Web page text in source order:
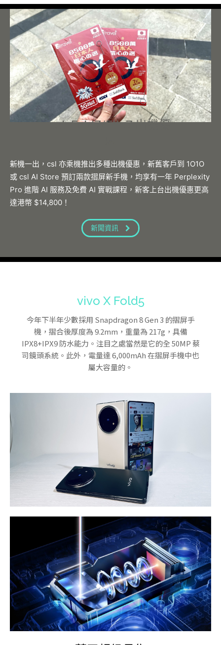
csl. Fold7/Flip7 出機優
新機一出，csl 亦乘機推出多種出機優惠，新舊客戶到 1O1O
或 csl AI Store 預訂兩款摺屏新手機，均享有一年 Perplexity
Pro 進階 AI 服務及免費 AI 實戰課程，新客上台出機優惠更高
達港幣 $14,800！
新聞資訊
vivo X Fold5
今年下半年少數採用 Snapdragon 8 Gen 3 的摺屏手
機，摺合後厚度為 9.2mm，重量為 217g，具備
IPX8+IPX9 防水能力。注目之處當然是它的全 50MP 蔡
司鏡頭系統。此外，電量達 6,000mAh 在摺屏手機中也
屬大容量的。